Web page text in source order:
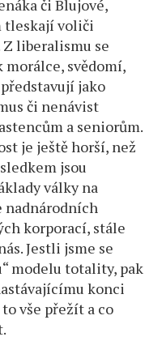
či Blujové,
tleskají voliči
liberalismu se
morálce, svědomí,
jako
či nenávist
a seniorům.
je ještě horší, než
jsou
války na
nadnárodních
korporací, stále
Jestli jsme se
modelu totality, pak
konci
vše přežít a co